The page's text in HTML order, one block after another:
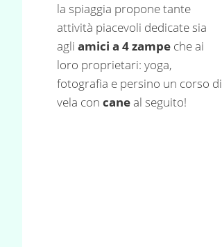
la spiaggia propone tante
attività piacevoli dedicate sia
agli amici a 4 zampe che ai
loro proprietari: yoga,
fotografia e persino un corso di
vela con caneal seguito!